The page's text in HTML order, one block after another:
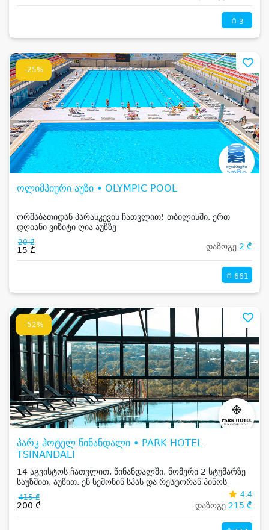
3
-25%
ოლიმპიური აუზი • OLYMPIC POOL
ორშაბათიდან პარასკევის ჩათვლით! თბილისში, ერთ
დღიანი ვიზიტი ღია აუზზე
20 ₾
15 ₾ დაზოგე 2 ₾
661
-52%
პარკ ჰოტელ წინანდალი • PARK HOTEL
TSINANDALI
14 აგვისტოს ჩათვლით, წინანდალში, ნომერი 2 სტუმარზე
საუზმით, აუზით, ენ სემონინ სპას და რესტორან პინოს
ფასდაკლებით
415 ₾
200 ₾
4.4
დაზოგე 215 ₾